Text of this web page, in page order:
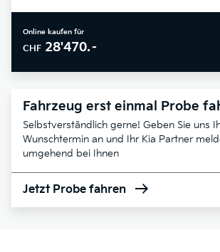
Online kaufen für
CHF 28'470.–
Fahrzeug erst einmal Probe
Selbstverständlich gerne! Geben Sie uns
Wunschtermin an und Ihr Kia Partner
umgehend bei Ihnen
Jetzt Probe fahren